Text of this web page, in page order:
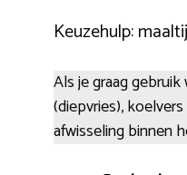
Keuzehulp:
Als je graag
(diepvries),
afwisseling binnen